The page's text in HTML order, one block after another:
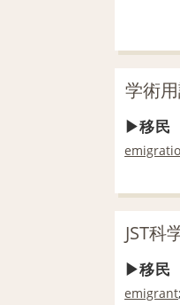
学術
移民
JST科
移民
emigrant;